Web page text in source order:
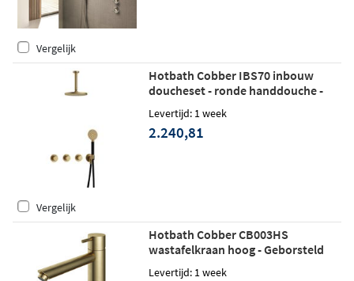
Vergelijk
Hotbath Cobber IBS70 inbouw
doucheset - ronde handdouche -
20cm hoofddouche - 15cm
plafondbuis - wandhouder -
geborsteld messing
Levertijd: 1 week
2.240,81
Vergelijk
Hotbath Cobber CB003HS
wastafelkraan hoog - Geborsteld
messing
Levertijd: 1 week